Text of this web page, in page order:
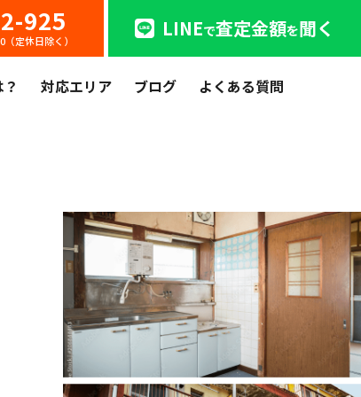
対応エリア ブログ よくある質問
925
定休日除く） LINEで査定金額を聞く